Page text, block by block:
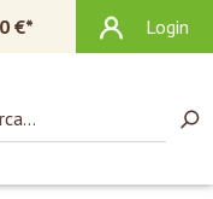
NELLA LISTA DEI
€* Login